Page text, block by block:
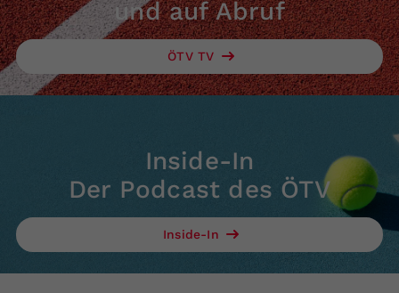
und auf Abruf
ÖTV TV
Inside-In
Der Podcast des ÖTV
Inside-In